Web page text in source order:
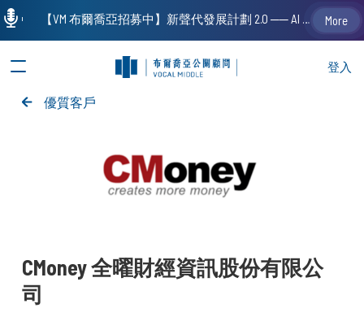
登入
優質客戶
CMoney 全曜財經資訊股份有限公
司
【VM 布爾喬亞招募中】新聲代發展計劃 2.0 ── AI PR 人才加速養成計劃（歡迎「應屆畢業生」、「一年以下相關 / 三年以下非相關經驗工作者」申請加入） More